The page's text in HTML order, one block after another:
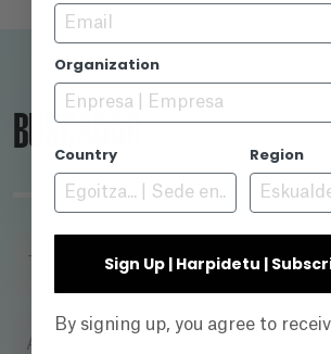
BUSCADOR
AÑO
Email
Organization
Country Region
Sign Up | Harpidetu |
By signing up, you agree to